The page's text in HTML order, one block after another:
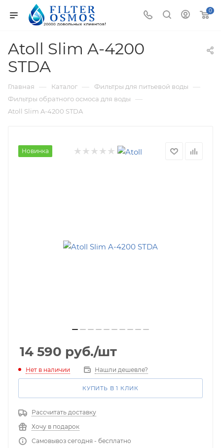
0
Atoll Slim A-4200
STDA
Главная — Каталог — Фильтры для питьевой воды —
Фильтры обратного осмоса для воды —
Atoll Slim A-4200 STDA
Новинка
14 590 руб./шт
Нет в наличии Нашли дешевле?
КУПИТЬ В 1 КЛИК
Рассчитать доставку
Хочу в подарок
Самовывоз сегодня - бесплатно